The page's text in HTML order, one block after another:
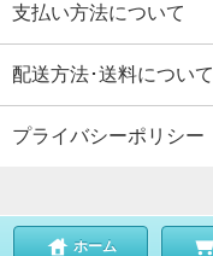
支払い方法について
配送方法･送料について
プライバシーポリシー
ホーム